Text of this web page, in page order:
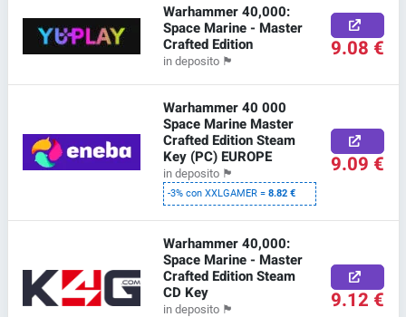
Warhammer 40,000:
Space Marine - Master
Crafted Edition
in deposito 🏴 9.08 €
Warhammer 40 000
Space Marine Master
Crafted Edition Steam
Key (PC) EUROPE
in deposito 🏴
-3% con XXLGAMER =8.82 €
9.09 €
Warhammer 40,000:
Space Marine - Master
Crafted Edition Steam
CD Key
in deposito 🏴 9.12 €